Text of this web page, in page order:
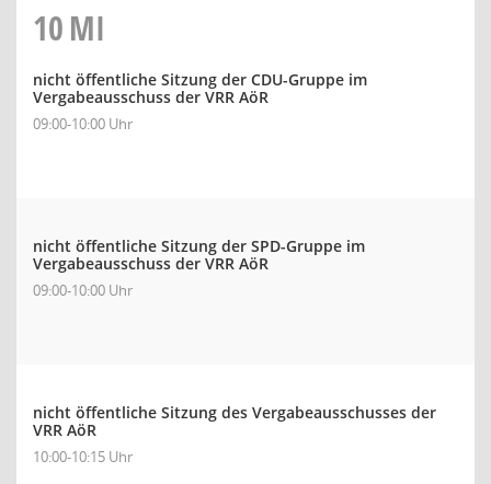
10MI
nicht öffentliche Sitzung der CDU-Gruppe im
Vergabeausschuss der VRR AöR
09:00-10:00 Uhr
nicht öffentliche Sitzung der SPD-Gruppe im
Vergabeausschuss der VRR AöR
09:00-10:00 Uhr
nicht öffentliche Sitzung des Vergabeausschusses der
VRR AöR
10:00-10:15 Uhr